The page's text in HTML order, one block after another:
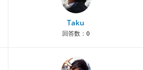
Taku
回答数： 0